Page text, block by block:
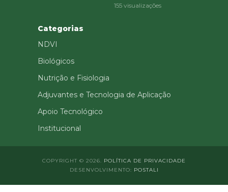
155 visualizações
Categorias
NDVI
Biológicos
Nutrição e Fisiologia
Adjuvantes e Tecnologia de Aplicação
Apoio Tecnológico
Institucional
COPYRIGHT © 2026. POLÍTICA DE PRIVACIDADE
DESENVOLVIMENTO: POSTALI